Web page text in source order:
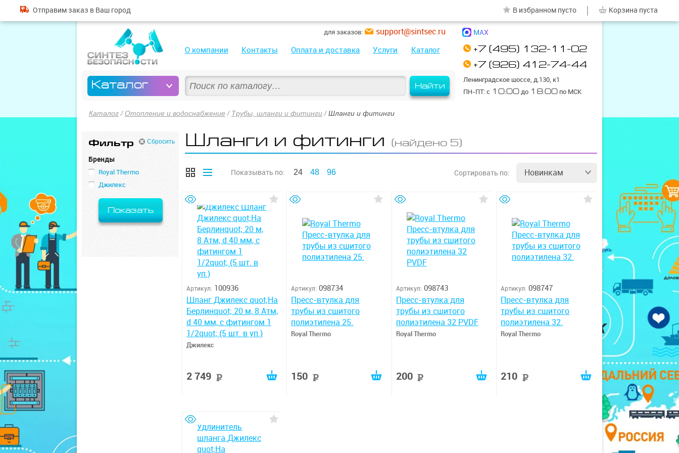
Найти
О компании Контакты Оплата и доставка Услуги Каталог
Каталог
+7 (495) 132-11-02
+7 (926) 412-74-44
Ленинградское шоссе, д.130, к1
ПН-ПТ: с 10:00 до 18:00 по МСК
для заказов: support@sintsec.ru MAX
Отправим заказ в Ваш город В избранном пусто Корзина пуста
Каталог / Отопление и водоснабжение / Трубы, шланги и фитинги /Шланги и фитинги
Шланги и фитинги (найдено 5)
Фильтр Сбросить
Бренды
Royal Thermo
Джилекс
Показать
Показывать по: 24 48 96 Сортировать по: Новинкам
Артикул: 100936
Шланг Джилекс quot;На
Берлинquot; 20 м, 8 Атм,
d 40 мм, с фитингом 1
1/2quot; (5 шт. в уп.)
Джилекс
2 749
Артикул: 098734
Пресс-втулка для
трубы из сшитого
полиэтилена 25.
Royal Thermo
150
Артикул: 098743
Пресс-втулка для
трубы из сшитого
полиэтилена 32 PVDF
Royal Thermo
200
Артикул: 098747
Пресс-втулка для
трубы из сшитого
полиэтилена 32.
Royal Thermo
210